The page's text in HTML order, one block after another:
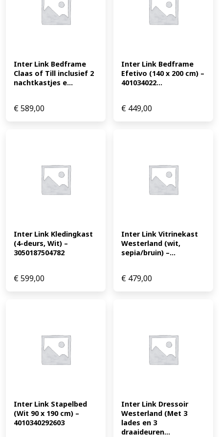
Onderhoudsvriendelijk en stevig blad Modern design
dat past in elke kamer Of je het nu gebruikt in EAN:
3050187806886
Inter Link Bedframe
Claas of Till inclusief 2
nachtkastjes e...
€589,00
Inter Link Bedframe
Efetivo (140 x 200 cm) –
401034022...
€ 449,00
Inter Link Kledingkast
(4-deurs, Wit) –
3050187504782
€599,00
Inter Link Vitrinekast
Westerland (wit,
sepia/bruin) –...
€ 479,00
Inter Link Stapelbed
(Wit 90 x 190 cm) –
4010340292603
Inter Link Dressoir
Westerland (Met 3
lades en 3
draaideuren...